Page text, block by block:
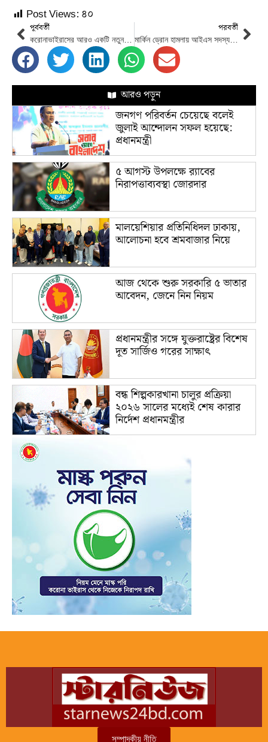
Post Views: ৪০
পূর্ববর্তী
করোনাভাইরাসের আরও একটি নতুন ভ্যারিয়েন্ট শনাক্ত
পরবর্তী
মার্কিন ড্রোন হামলায় আইএস সদস্য নয়, ৬ শিশুসহ ১০ জনের মৃত্যু
আরও পড়ুন
জনগণ পরিবর্তন চেয়েছে বলেই
জুলাই আন্দোলন সফল হয়েছে:
প্রধানমন্ত্রী
৫ আগস্ট উপলক্ষে র‌্যাবের
নিরাপত্তাব্যবস্থা জোরদার
মালয়েশিয়ার প্রতিনিধিদল ঢাকায়,
আলোচনা হবে শ্রমবাজার নিয়ে
আজ থেকে শুরু সরকারি ৫ ভাতার
আবেদন, জেনে নিন নিয়ম
প্রধানমন্ত্রীর সঙ্গে যুক্তরাষ্ট্রের বিশেষ
দূত সার্জিও গরের সাক্ষাৎ
বন্ধ শিল্পকারখানা চালুর প্রক্রিয়া
২০২৬ সালের মধ্যেই শেষ কারার
নির্দেশ প্রধানমন্ত্রীর
সম্পাদকীয় নীতি